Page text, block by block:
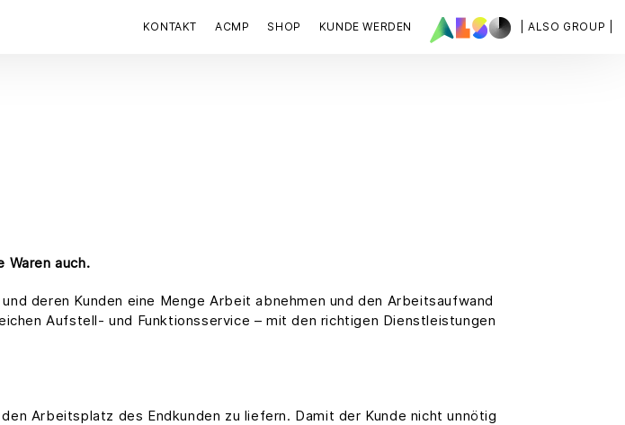
| ALSO GROUP |
KONTAKT ACMP SHOP KUNDE WERDEN
Waren auch.
deren Kunden eine Menge Arbeit abnehmen und den Arbeitsaufwand
Aufstell- und Funktionsservice – mit den richtigen Dienstleistungen
Arbeitsplatz des Endkunden zu liefern. Damit der Kunde nicht unnötig